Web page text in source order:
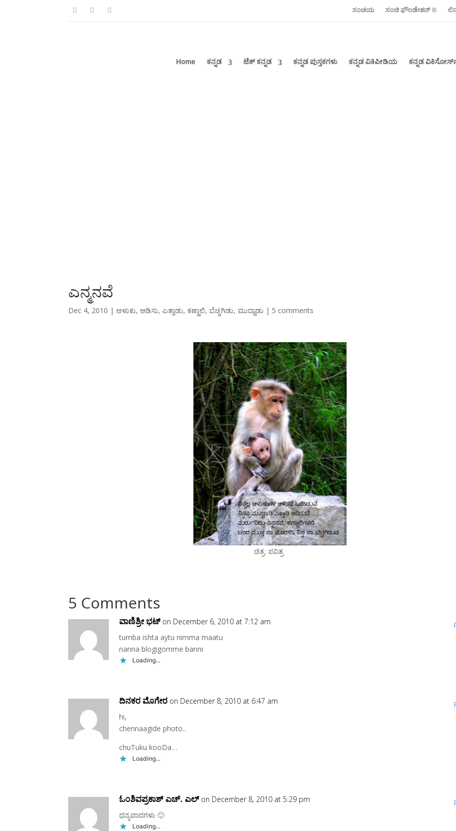
ಸಂಚಯ ಸಂಚಿ ಫೌಂಡೇಶನ್ ‍®
Home ಕನ್ನಡ ಟೆಕ್ ಕನ್ನಡ ಕನ್ನಡ ಪುಸ್ತಕಗಳು ಕನ್ನಡ ವಿಕಿಪೀಡಿಯ ಕನ್ನಡ
ಎನ್ಮನವೆ
Dec 4, 2010 |ಅಳುಕು,ಆಡಿಸು,ಎತ್ತಾಡು, ಕಣ್ಣಾಲಿ,ಬೆಚ್ಚಗಿಡು,ಮುದ್ದಾಡು | 5 comments
ಚಿತ್ರ: ಪವಿತ್ರ
5 Comments
ವಾಣಿಶ್ರೀ ಭಟ್ on December 6, 2010 at 7:12 am
tumba ishta aytu nimma maatu
nanna blogigomme banni
Loading...
ದಿನಕರ ಮೊಗೇರ on December 8, 2010 at 6:47 am
hi,
chennaagide photo..
chuTuku kooDa…
Loading...
ಓಂಶಿವಪ್ರಕಾಶ್ ಎಚ್. ಎಲ್ on December 8, 2010 at 5:29 pm
ಧನ್ಯವಾದಗಳು 🙂
Loading...